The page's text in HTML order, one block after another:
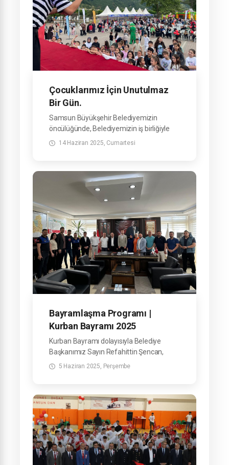
Çocuklarımız İçin Unutulmaz
Bir Gün.
Samsun Büyükşehir Belediyemizin
öncülüğünde, Belediyemizin iş birliğiyle
ilçemizde düzenlediğimiz Çocuk Şenliği,
14 Haziran 2025, Cumartesi
Bayramlaşma Programı |
Kurban Bayramı 2025
Kurban Bayramı dolayısıyla Belediye
Başkanımız Sayın Refahittin Şencan,
Belediyemiz Hizmet Binası'nda görev
5 Haziran 2025, Perşembe